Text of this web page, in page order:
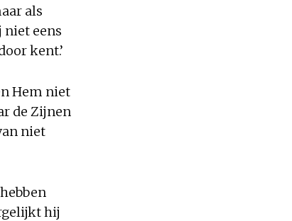
als
niet eens
kent.’
Hem niet
de Zijnen
niet
hij